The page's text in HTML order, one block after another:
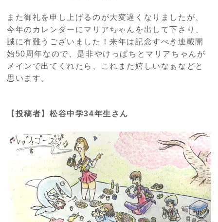
また御礼を申し上げるのが大変遅くなりましたが、
今年のカレンダーにマリアちゃんを出して下さり、
誠に有難うございました！来年は記念すべき連載開
始50 周年なので、是非やけっぱちとマリアちゃんが
メインで出てくれたら、これまた嬉しいなぁなどと
思います。
【投稿者】松谷中学34年生さん